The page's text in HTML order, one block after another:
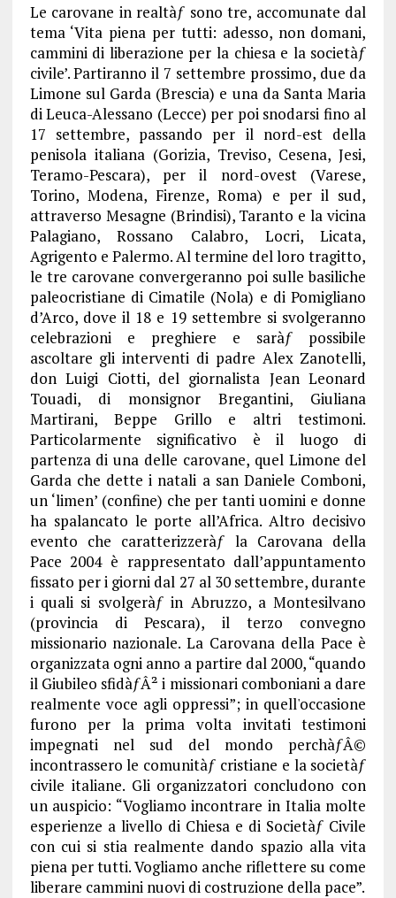
Le carovane in realtàƒ sono tre, accomunate dal
tema ‘Vita piena per tutti: adesso, non domani,
cammini di liberazione per la chiesa e la societàƒ
civile’. Partiranno il 7 settembre prossimo, due da
Limone sul Garda (Brescia) e una da Santa Maria
di Leuca-Alessano (Lecce) per poi snodarsi fino al
17 settembre, passando per il nord-est della
penisola italiana (Gorizia, Treviso, Cesena, Jesi,
Teramo-Pescara), per il nord-ovest (Varese,
Torino, Modena, Firenze, Roma) e per il sud,
attraverso Mesagne (Brindisi), Taranto e la vicina
Palagiano, Rossano Calabro, Locri, Licata,
Agrigento e Palermo. Al termine del loro tragitto,
le tre carovane convergeranno poi sulle basiliche
paleocristiane di Cimatile (Nola) e di Pomigliano
d’Arco, dove il 18 e 19 settembre si svolgeranno
celebrazioni e preghiere e saràƒ possibile
ascoltare gli interventi di padre Alex Zanotelli,
don Luigi Ciotti, del giornalista Jean Leonard
Touadi, di monsignor Bregantini, Giuliana
Martirani, Beppe Grillo e altri testimoni.
Particolarmente significativo è il luogo di
partenza di una delle carovane, quel Limone del
Garda che dette i natali a san Daniele Comboni,
un ‘limen’ (confine) che per tanti uomini e donne
ha spalancato le porte all’Africa. Altro decisivo
evento che caratterizzeràƒ la Carovana della
Pace 2004 è rappresentato dall’appuntamento
fissato per i giorni dal 27 al 30 settembre, durante
i quali si svolgeràƒ in Abruzzo, a Montesilvano
(provincia di Pescara), il terzo convegno
missionario nazionale. La Carovana della Pace è
organizzata ogni anno a partire dal 2000, “quando
il Giubileo sfidàƒÂ² i missionari comboniani a dare
realmente voce agli oppressi”; in quell'occasione
furono per la prima volta invitati testimoni
impegnati nel sud del mondo perchàƒÂ©
incontrassero le comunitàƒ cristiane e la societàƒ
civile italiane. Gli organizzatori concludono con
un auspicio: “Vogliamo incontrare in Italia molte
esperienze a livello di Chiesa e di Societàƒ Civile
con cui si stia realmente dando spazio alla vita
piena per tutti. Vogliamo anche riflettere su come
liberare cammini nuovi di costruzione della pace”.